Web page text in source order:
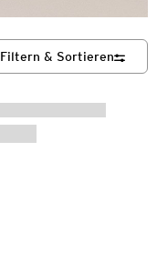
Filtern & Sortieren